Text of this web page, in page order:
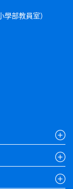
部教員室）